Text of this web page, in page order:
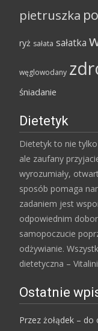
pietruszka
ryż sałata sałatka
węglowodany
śniadanie
Dietetyk
Dietetyk to nie
ale zaufany
wyrozumiały,
sposób pomaga
zadaniem jest
odpowiednim
samopoczucie
odżywianie.
dietetyczna –
Ostatnie
Przez żołądek – do